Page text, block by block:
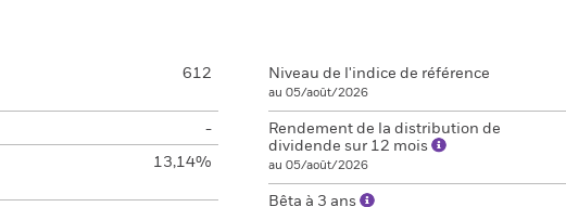
612
-
13,14%
Niveau de l'indice de référence
au 05/août/2026
Rendement de la distribution de
dividende sur 12 mois
au 05/août/2026
Bêta à 3 ans